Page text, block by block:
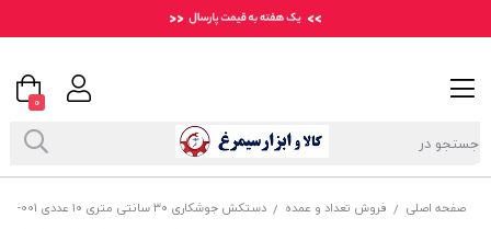
صفحه اصلی / فروش تعداد و عمده / دستکش جوشکاری ۳۰ سانتی متری ۱۰ عددی OIDJ-001
0